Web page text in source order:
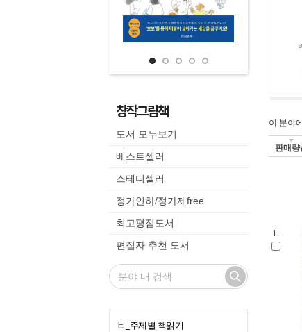
창작그림책
도서 모두보기
베스트셀러
스테디셀러
정가인하/정가제free
최고평점도서
편집자 추천 도서
_주제별 책읽기
이 분야에
판매량
1.